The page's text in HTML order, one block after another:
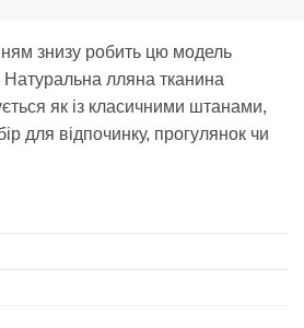
знизу робить цю модель
лляна тканина
як із класичними штанами,
для відпочинку, прогулянок чи